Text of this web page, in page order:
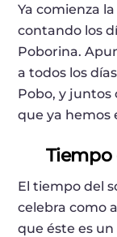
Ya comienza
contando los
Poborina.
a todos los
Pobo, y juntos
que ya hemos
Tiempo
El tiempo del
celebra como
que éste es un